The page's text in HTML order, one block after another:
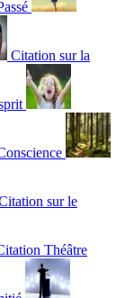
Citation sur la
sur le
Théâtre